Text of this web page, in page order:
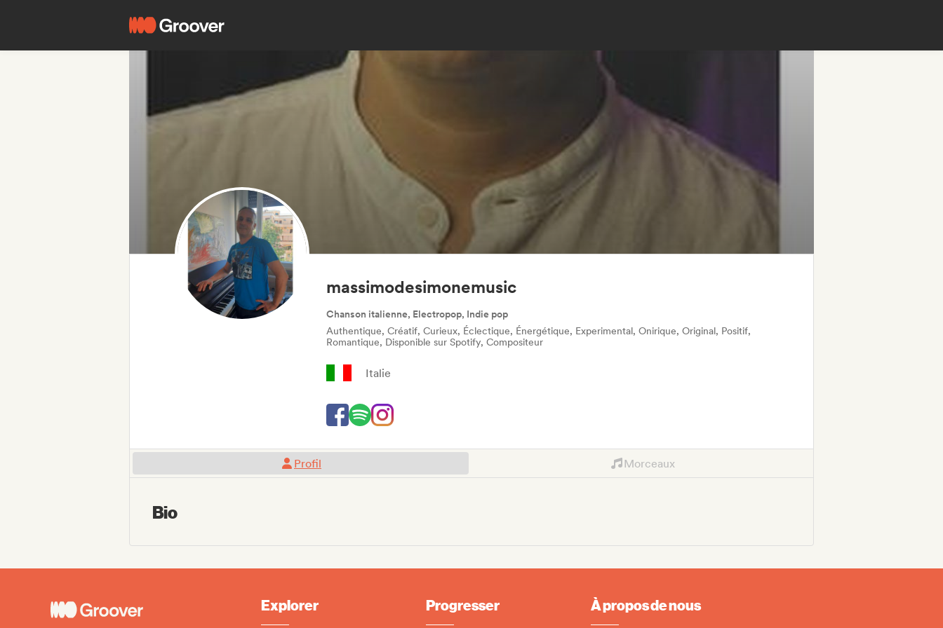
massimodesimonemusic
Chanson italienne, Electropop, Indie pop
Authentique, Créatif, Curieux, Éclectique, Énergétique, Experimental, Onirique, Original, Positif,
Romantique, Disponible sur Spotify, Compositeur
Italie
Profil Morceaux
Bio
Explorer Progresser À propos de nous